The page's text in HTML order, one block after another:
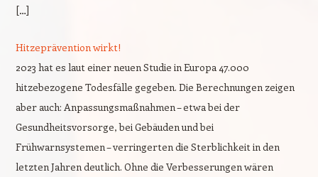
[…]
Hitzeprävention wirkt!
2023 hat es laut einer neuen Studie in Europa 47.000
hitzebezogene Todesfälle gegeben. Die Berechnungen zeigen
aber auch: Anpassungsmaßnahmen – etwa bei der
Gesundheitsvorsorge, bei Gebäuden und bei
Frühwarnsystemen – verringerten die Sterblichkeit in den
letzten Jahren deutlich. Ohne die Verbesserungen wären